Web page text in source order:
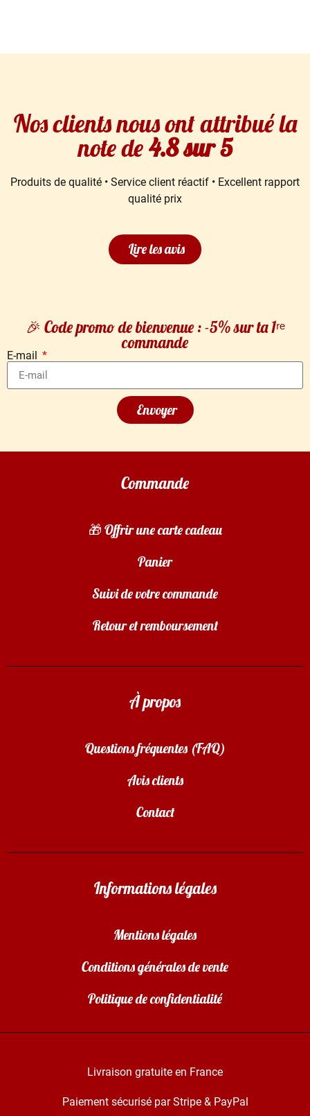
Nos clients nous ont attribué la
note de4.8 sur 5
Produits de qualité • Service client réactif • Excellent rapport
qualité prix
Lire les avis
🎉 Code promo de bienvenue : -5% sur ta 1ʳᵉ
commande
E-mail
Envoyer
Commande
🎁 Offrir une carte cadeau
Panier
Suivi de votre commande
Retour et remboursement
À propos
Questions fréquentes (FAQ)
Avis clients
Contact
Informations légales
Mentions légales
Conditions générales de vente
Politique de confidentialité
Livraison gratuite en France
Paiement sécurisé par Stripe & PayPal